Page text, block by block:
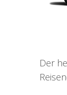
Der